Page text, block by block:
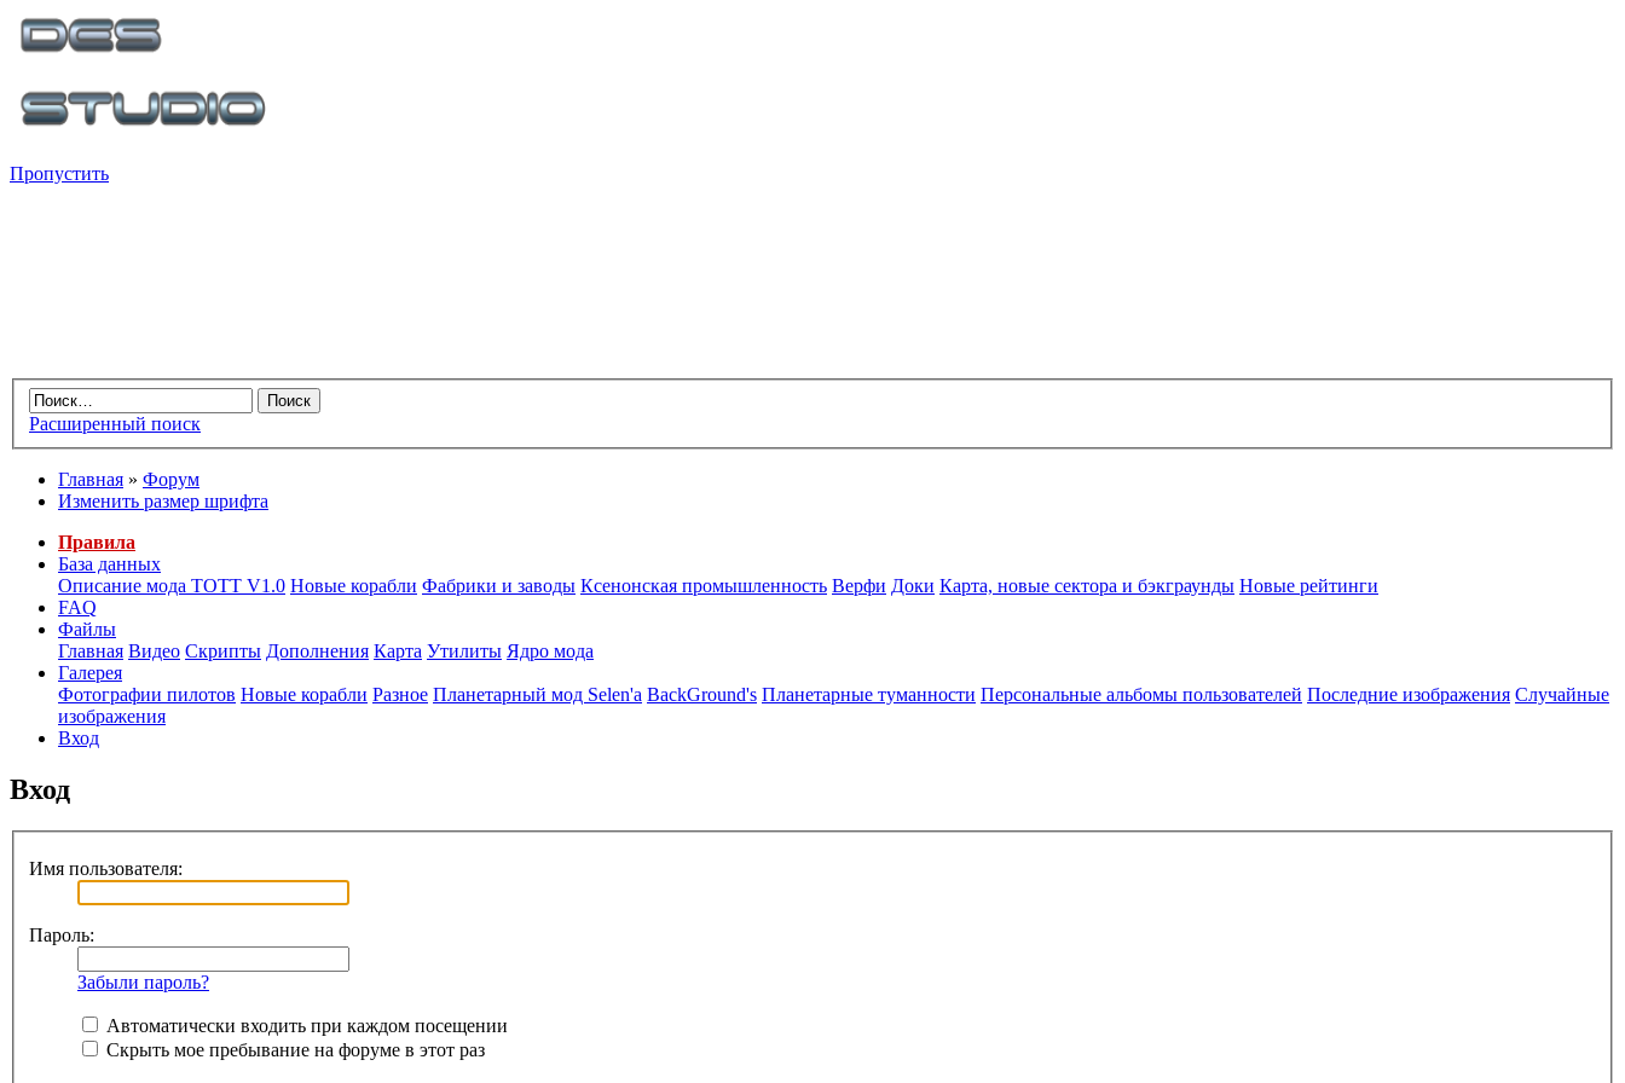
Пропустить
Расширенный поиск
Главная » Форум
Изменить размер шрифта
Правила
База данных
Описание мода ТОТТ V1.0 Новые корабли Фабрики и заводы Ксенонская промышленность Верфи Доки Карта, новые сектора и бэкграунды Новые рейтинги
FAQ
Файлы
Главная Видео Скрипты Дополнения Карта Утилиты Ядро мода
Галерея
Фотографии пилотов Новые корабли Разное Планетарный мод Selen'a BackGround's Планетарные туманности Персональные альбомы пользователей Последние изображения Случайные
изображения
Вход
Вход
Имя пользователя:
Пароль:
Забыли пароль?
Автоматически входить при каждом посещении
Скрыть мое пребывание на форуме в этот раз